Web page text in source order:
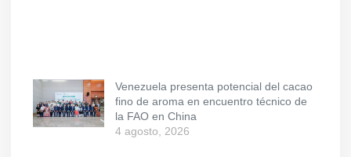
Venezuela presenta potencial del cacao
fino de aroma en encuentro técnico de
la FAO en China
4 agosto, 2026